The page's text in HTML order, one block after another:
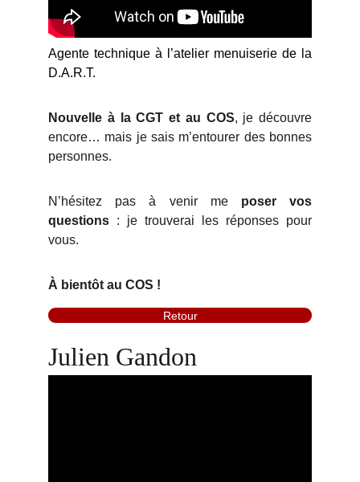
Agente technique à l’atelier menuiserie de la
D.A.R.T.
Nouvelle à la CGT et au COS, je découvre
encore… mais je sais m’entourer des bonnes
personnes.
N’hésitez pas à venir me poser vos
questions : je trouverai les réponses pour
vous.
À bientôt au COS !
Retour
Julien Gandon